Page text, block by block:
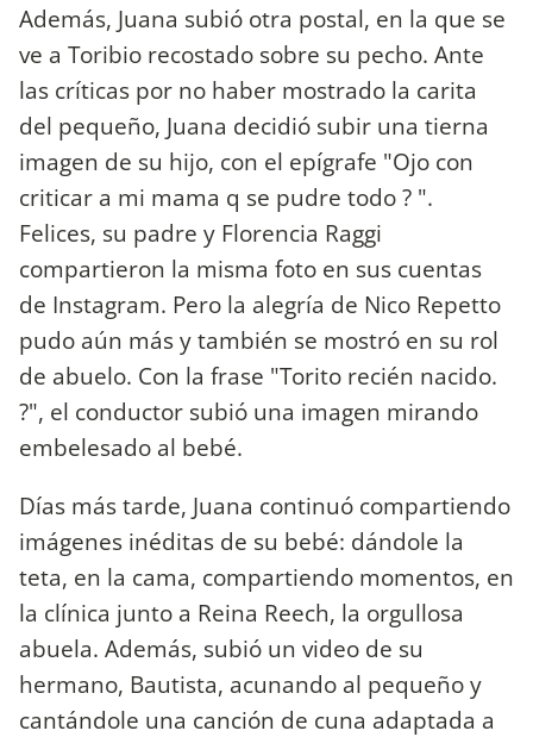
Además, Juana subió otra postal, en la que se
ve a Toribio recostado sobre su pecho. Ante
las críticas por no haber mostrado la carita
del pequeño, Juana decidió subir una tierna
imagen de su hijo, con el epígrafe "Ojo con
criticar a mi mama q se pudre todo ? ".
Felices, su padre y Florencia Raggi
compartieron la misma foto en sus cuentas
de Instagram. Pero la alegría de Nico Repetto
pudo aún más y también se mostró en su rol
de abuelo. Con la frase "Torito recién nacido.
?", el conductor subió una imagen mirando
embelesado al bebé.
Días más tarde, Juana continuó compartiendo
imágenes inéditas de su bebé: dándole la
teta, en la cama, compartiendo momentos, en
la clínica junto a Reina Reech, la orgullosa
abuela. Además, subió un video de su
hermano, Bautista, acunando al pequeño y
cantándole una canción de cuna adaptada a